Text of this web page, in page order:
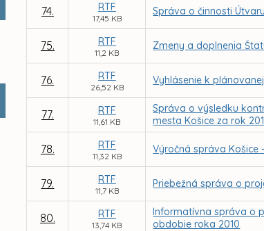
74. RTF
17,45 KB
Správa o činnosti
75. RTF
11,2 KB
Zmeny a doplnenia
76. RTF
26,52 KB
Vyhlásenie k
77. RTF
11,61 KB
Správa o výsledku
mesta Košice za rok
78. RTF
11,32 KB
Výročná správa Košice
79. RTF
11,7 KB
Priebežná správa o
80. RTF
13,74 KB
Informatívna správa o
obdobie roka 2010